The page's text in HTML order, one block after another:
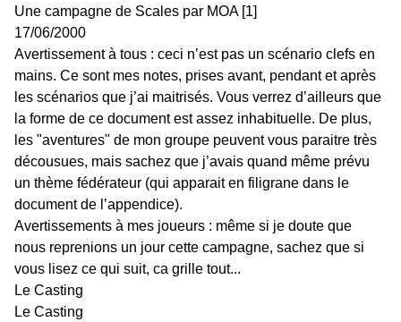
Une campagne de Scales par MOA [1]
17/06/2000
Avertissement à tous : ceci n’est pas un scénario clefs en
mains. Ce sont mes notes, prises avant, pendant et après
les scénarios que j’ai maitrisés. Vous verrez d’ailleurs que
la forme de ce document est assez inhabituelle. De plus,
les "aventures" de mon groupe peuvent vous paraitre très
décousues, mais sachez que j’avais quand même prévu
un thème fédérateur (qui apparait en filigrane dans le
document de l’appendice).
Avertissements à mes joueurs : même si je doute que
nous reprenions un jour cette campagne, sachez que si
vous lisez ce qui suit, ca grille tout...
Le Casting
Le Casting